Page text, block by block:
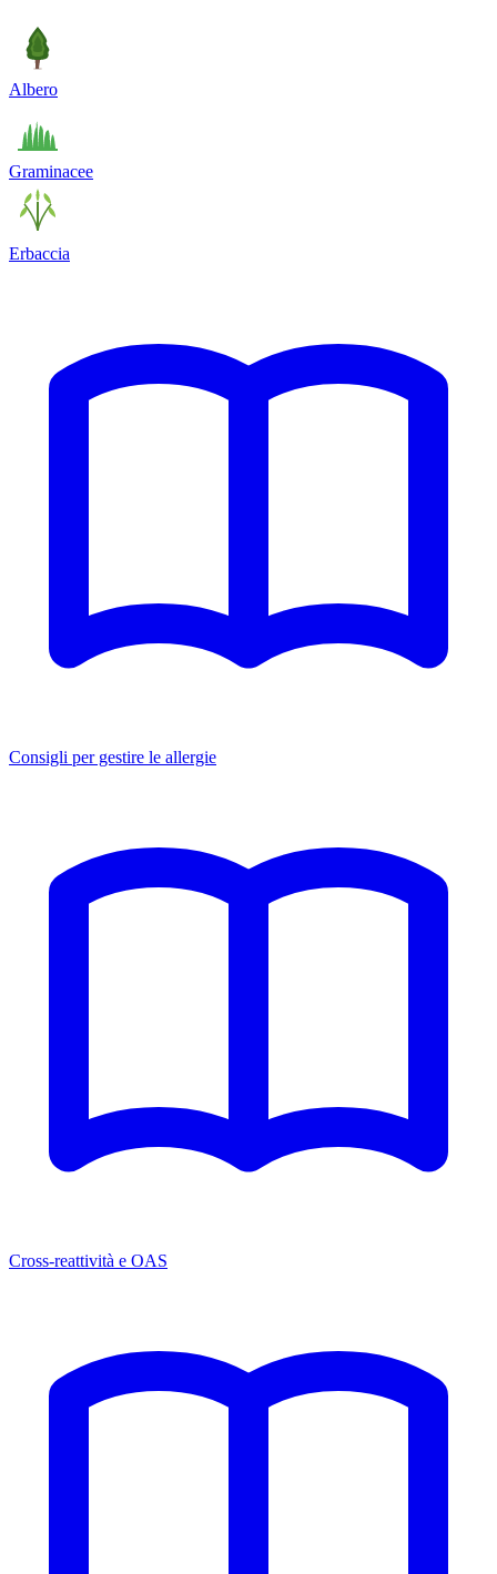
Albero
Graminacee
Erbaccia
Consigli per gestire le allergie
Cross-reattività e OAS